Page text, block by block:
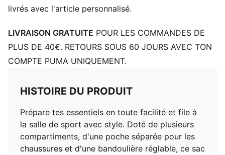
livrés avec l'article personnalisé.
LIVRAISON GRATUITE POUR LES COMMANDES DE
PLUS DE 40€. RETOURS SOUS 60 JOURS AVEC TON
COMPTE PUMA UNIQUEMENT.
HISTOIRE DU PRODUIT
Prépare tes essentiels en toute facilité et file à
la salle de sport avec style. Doté de plusieurs
compartiments, d'une poche séparée pour les
chaussures et d'une bandoulière réglable, ce sac